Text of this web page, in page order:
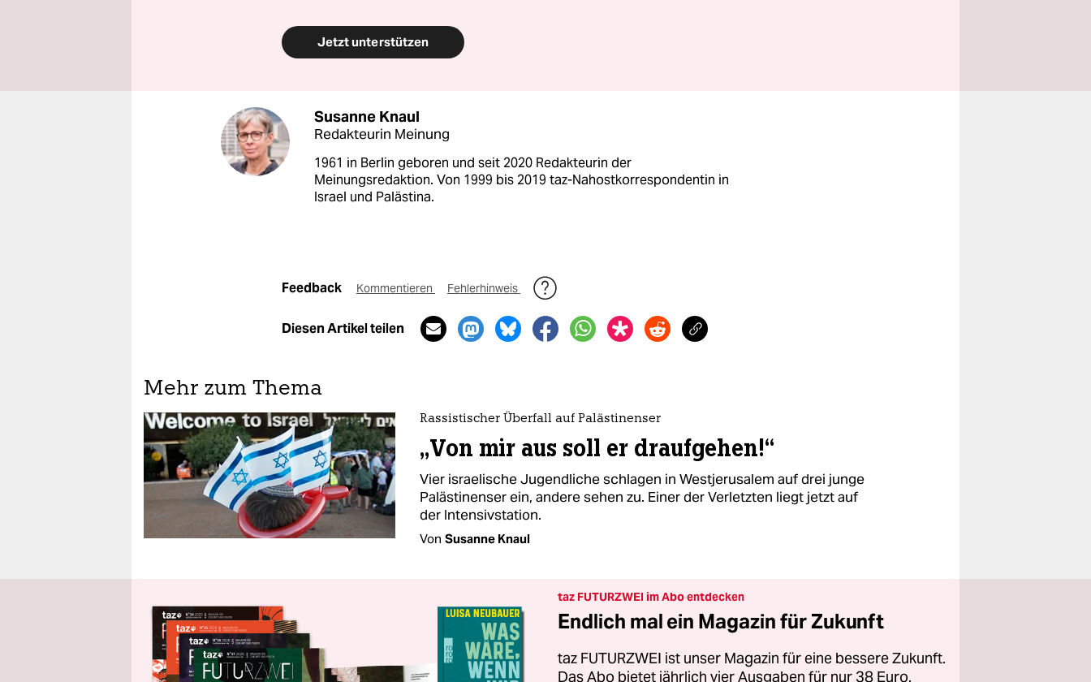
Jetzt unterstützen
Susanne Knaul
Redakteurin Meinung
1961 in Berlin geboren und seit 2020 Redakteurin der
Meinungsredaktion. Von 1999 bis 2019 taz-Nahostkorrespondentin in
Israel und Palästina.
Feedback Kommentieren Fehlerhinweis
Diesen Artikel teilen
Mehr zum Thema
Rassistischer Überfall auf Palästinenser
„Von mir aus soll er draufgehen!“
Vier israelische Jugendliche schlagen in Westjerusalem auf drei junge
Palästinenser ein, andere sehen zu. Einer der Verletzten liegt jetzt auf
der Intensivstation.
Von Susanne Knaul
taz FUTURZWEI im Abo entdecken
Endlich mal ein Magazin für Zukunft
taz FUTURZWEI ist unser Magazin für eine bessere Zukunft.
Das Abo bietet jährlich vier Ausgaben für nur 38 Euro.